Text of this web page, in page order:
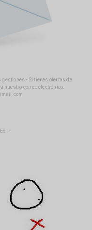
gestiones.- Si tienes ofertas de
nuestro correo electrónico:
! -